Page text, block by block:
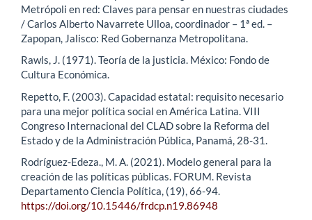
Metrópoli en red: Claves para pensar en nuestras ciudades
/ Carlos Alberto Navarrete Ulloa, coordinador – 1ª ed. –
Zapopan, Jalisco: Red Gobernanza Metropolitana.
Rawls, J. (1971). Teoría de la justicia. México: Fondo de
Cultura Económica.
Repetto, F. (2003). Capacidad estatal: requisito necesario
para una mejor política social en América Latina. VIII
Congreso Internacional del CLAD sobre la Reforma del
Estado y de la Administración Pública, Panamá, 28-31.
Rodríguez-Edeza., M. A. (2021). Modelo general para la
creación de las políticas públicas. FORUM. Revista
Departamento Ciencia Política, (19), 66-94.
https://doi.org/10.15446/frdcp.n19.86948